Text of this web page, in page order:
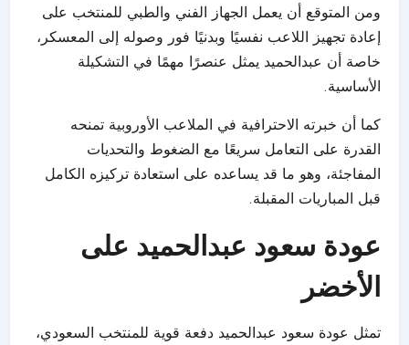
ومن المتوقع أن يعمل الجهاز الفني والطبي للمنتخب على
إعادة تجهيز اللاعب نفسيًا وبدنيًا فور وصوله إلى المعسكر،
خاصة أن عبدالحميد يمثل عنصرًا مهمًا في التشكيلة
الأساسية.
كما أن خبرته الاحترافية في الملاعب الأوروبية تمنحه
القدرة على التعامل سريعًا مع الضغوط والتحديات
المفاجئة، وهو ما قد يساعده على استعادة تركيزه الكامل
قبل المباريات المقبلة.
عودة سعود عبدالحميد على
الأخضر
تمثل عودة سعود عبدالحميد دفعة قوية للمنتخب السعودي،